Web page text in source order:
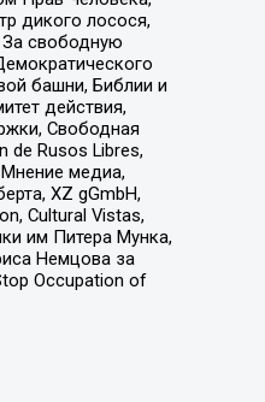
дикого лосося,
свободную
башни, Библии и
действия,
Свободная
de Rusos Libres,
медиа,
XZ gGmbH,
Cultural Vistas,
им Питера Мунка,
Немцова за
Occupation of